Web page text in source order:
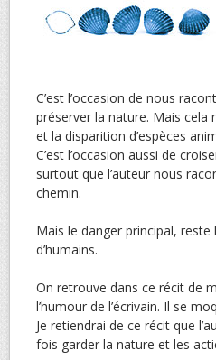
C’est l’occasion de nous
préserver la nature. Mais cela
et la disparition d’espèces
C’est l’occasion aussi de
surtout que l’auteur nous
chemin.
Mais le danger principal,
d’humains.
On retrouve dans ce récit de
l’humour de l’écrivain. Il se
Je retiendrai de ce récit que
fois garder la nature et les